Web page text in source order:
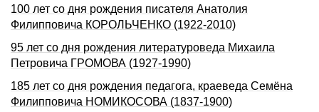
100 лет со дня рождения писателя Анатолия
Филипповича КОРОЛЬЧЕНКО (1922-2010)
95 лет со дня рождения литературоведа Михаила
Петровича ГРОМОВА (1927-1990)
185 лет со дня рождения педагога, краеведа Семёна
Филипповича НОМИКОСОВА (1837-1900)